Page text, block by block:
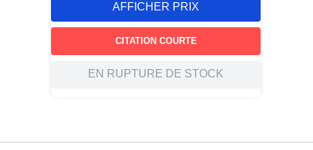
AFFICHER PRIX
CITATION COURTE
EN RUPTURE DE STOCK